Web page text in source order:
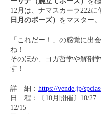
12月は、ナマスカーラ222に
日月のポーズ） をマスター。
「これだー！」の感覚に出
ね！
そのほか、ヨガ哲学や解剖
す！
詳 細： https://vende.jp/
日 程：〔10月開催〕10/27
12/15